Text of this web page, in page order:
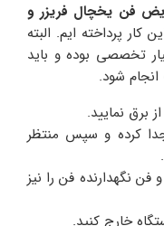
فن یخچال فریزر و
کار پرداخته ایم. البته
تخصصی بوده و باید
شود.
برق نمایید.
کرده و سپس منتظر
نگهدارنده فن را نیز
خارج کنید.